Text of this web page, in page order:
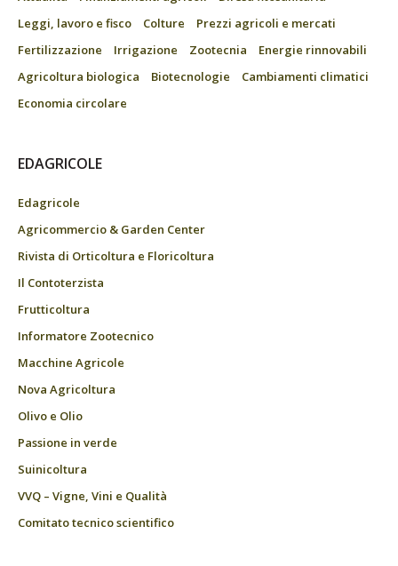
Leggi, lavoro e fisco
Colture
Prezzi agricoli e mercati
Fertilizzazione
Irrigazione Zootecnia
Energie rinnovabili
Agricoltura biologica
Biotecnologie
Cambiamenti climatici
Economia circolare
EDAGRICOLE
Edagricole
Agricommercio & Garden Center
Rivista di Orticoltura e Floricoltura
Il Contoterzista
Frutticoltura
Informatore Zootecnico
Macchine Agricole
Nova Agricoltura
Olivo e Olio
Passione in verde
Suinicoltura
VVQ – Vigne, Vini e Qualità
Comitato tecnico scientifico